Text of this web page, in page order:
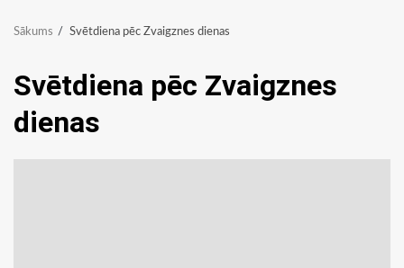
Sākums Svētdiena pēc Zvaigznes dienas
Svētdiena pēc Zvaigznes
dienas